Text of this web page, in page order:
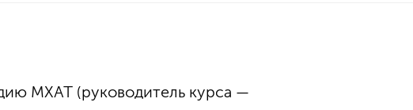
МХАТ (руководитель курса —